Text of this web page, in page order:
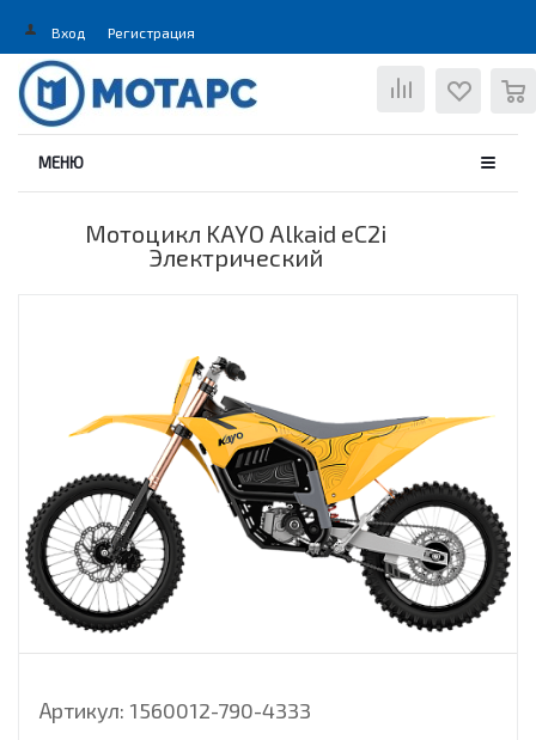
Вход Регистрация
МЕНЮ
Мотоцикл KAYO Alkaid eC2i
Электрический
Артикул: 1560012-790-4333